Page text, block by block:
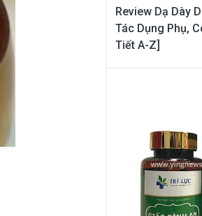
Review Dạ Dày
Tác Dụng Phụ,
Tiết A-Z]